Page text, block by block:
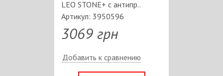
LEO STONE+ с антипр..
Артикул: 3950596
3069 грн
Добавить к сравнению